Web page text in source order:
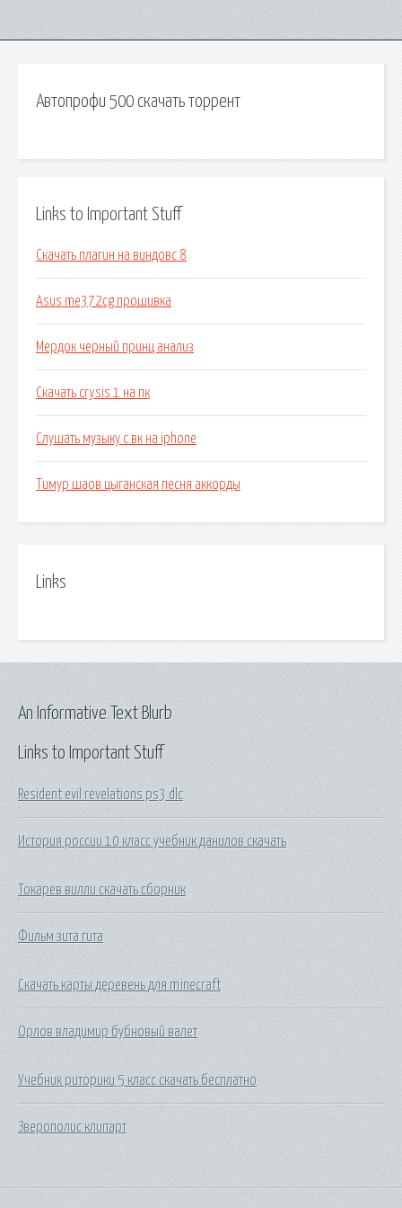
Автопрофи 500 скачать торрент
Links to Important Stuff
Скачать плагин на виндовс 8
Asus me372cg прошивка
Мердок черный принц анализ
Скачать crysis 1 на пк
Слушать музыку с вк на iphone
Тимур шаов цыганская песня аккорды
Links
Links to Important Stuff
Resident evil revelations ps3 dlc
История россии 10 класс учебник данилов скачать
Токарев вилли скачать сборник
Фильм зита гита
Скачать карты деревень для minecraft
Орлов владимир бубновый валет
Учебник риторики 5 класс скачать бесплатно
Зверополис клипарт
An Informative Text Blurb